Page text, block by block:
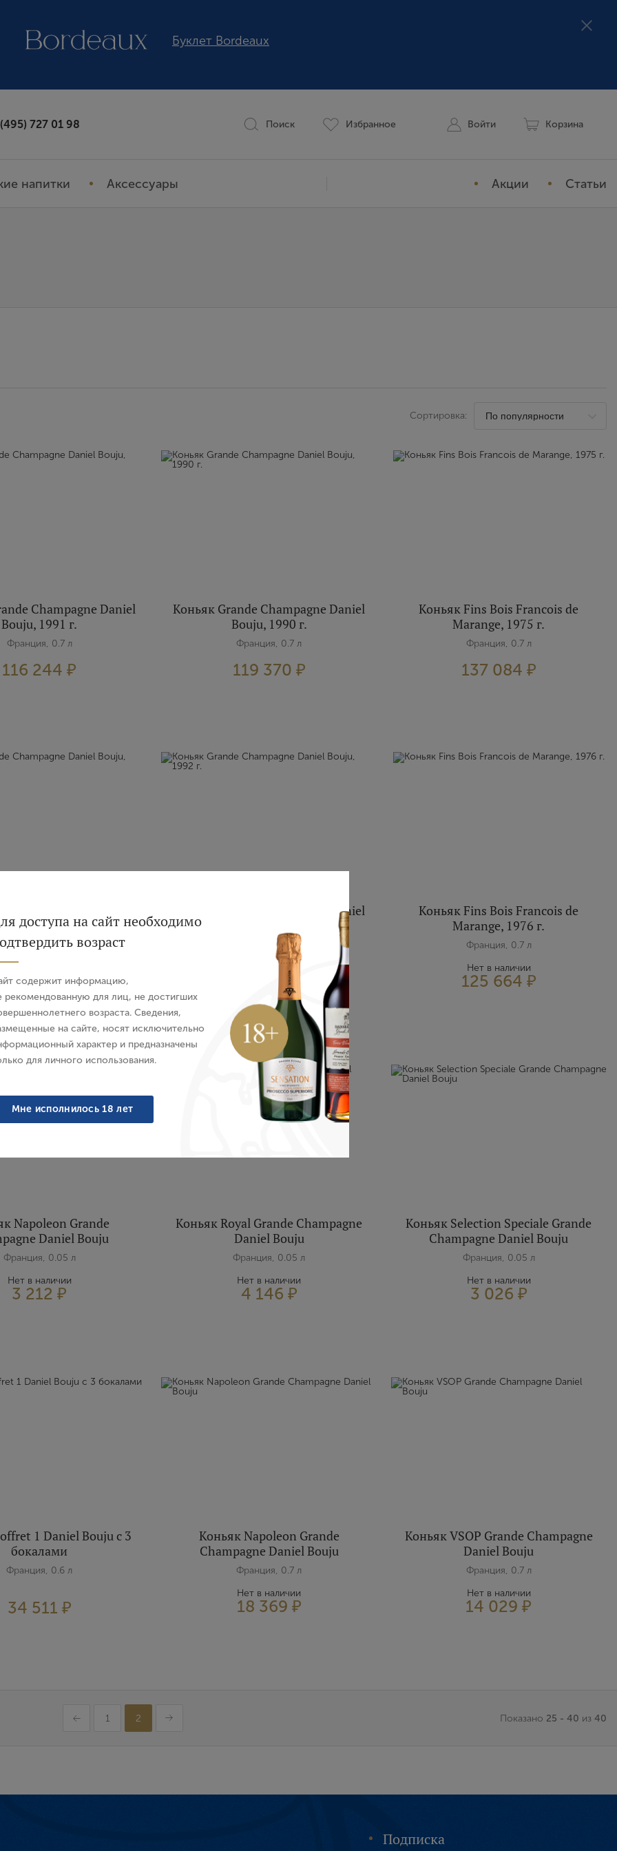
Буклет Bordeaux
727 01 98 Поиск Избранное Войти Корзина
напитки Аксессуары Акции Статьи
Сортировка:
Champagne Daniel
Bouju, 1991 г.
Франция, 0.7 л
116 244 ₽
Коньяк Grande Champagne Daniel
Bouju, 1990 г.
Франция, 0.7 л
119 370 ₽
Коньяк Fins Bois Francois de
Marange, 1975 г.
Франция, 0.7 л
137 084 ₽
Champagne Daniel
Bouju, 1993 г.
Франция, 0.7 л
107 380 ₽
Коньяк Grande Champagne Daniel
Франция, 0.7 л
112 102 ₽
Коньяк Fins Bois Francois de
Marange, 1976 г.
Франция, 0.7 л
Нет в наличии
125 664 ₽
Napoleon Grande
Daniel Bouju
Франция, 0.05 л
Нет в наличии
3 212 ₽
Коньяк Royal Grande Champagne
Daniel Bouju
Франция, 0.05 л
Нет в наличии
4 146 ₽
Коньяк Selection Speciale Grande
Champagne Daniel Bouju
Франция, 0.05 л
Нет в наличии
3 026 ₽
1 Daniel Bouju с 3
бокалами
Франция, 0.6 л
34 511 ₽
Коньяк Napoleon Grande
Champagne Daniel Bouju
Франция, 0.7 л
Нет в наличии
18 369 ₽
Коньяк VSOP Grande Champagne
Daniel Bouju
Франция, 0.7 л
Нет в наличии
14 029 ₽
1 2 Показано 25 - 40 из 40
Подписка
доступа на сайт необходимо
возраст
содержит информацию,
рекомендованную для лиц, не достигших
возраста. Сведения,
на сайте, носят исключительно
характер и предназначены
для личного использования.
Мне исполнилось 18 лет
Авторизация
Пароль
Забыли пароль?
Имя